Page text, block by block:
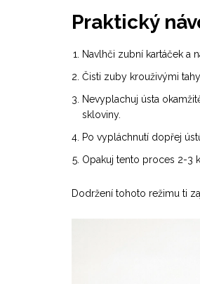
Praktický
Navlhči zubní kartáček a
Čisti zuby krouživými
Nevyplachuj ústa
skloviny.
Po vypláchnutí dopřej
Opakuj tento proces 2-3
Dodržení tohoto režimu ti